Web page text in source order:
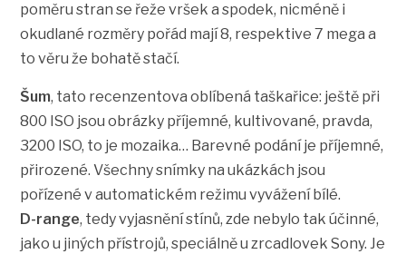
poměru stran se řeže vršek a spodek, nicméně i
okudlané rozměry pořád mají 8, respektive 7 mega a
to věru že bohatě stačí.
Šum, tato recenzentova oblíbená taškařice: ještě při
800 ISO jsou obrázky příjemné, kultivované, pravda,
3200 ISO, to je mozaika… Barevné podání je příjemné,
přirozené. Všechny snímky na ukázkách jsou
pořízené v automatickém režimu vyvážení bílé.
D-range, tedy vyjasnění stínů, zde nebylo tak účinné,
jako u jiných přístrojů, speciálně u zrcadlovek Sony. Je